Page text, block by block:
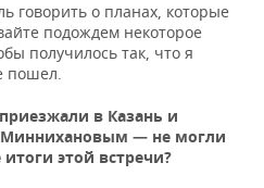
говорить о планах, которые
подождем некоторое
получилось так, что я
пошел.
в Казань и
Миннихановым — не могли
этой встречи?